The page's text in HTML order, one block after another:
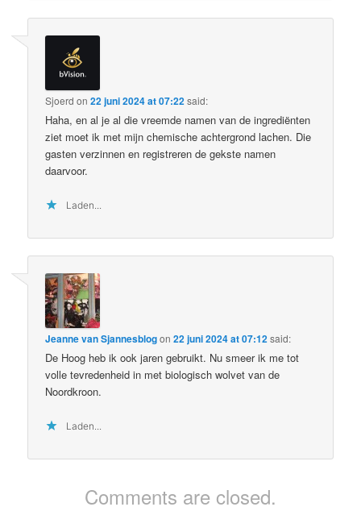
Sjoerd on22 juni 2024 at 07:22said:
Haha, en al je al die vreemde namen van de ingrediënten
ziet moet ik met mijn chemische achtergrond lachen. Die
gasten verzinnen en registreren de gekste namen
daarvoor.
Laden...
Jeanne van Sjannesblogon22 juni 2024 at 07:12said:
De Hoog heb ik ook jaren gebruikt. Nu smeer ik me tot
volle tevredenheid in met biologisch wolvet van de
Noordkroon.
Laden...
Comments are closed.